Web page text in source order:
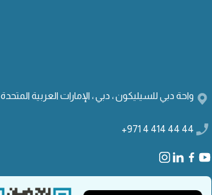
واحة دبي للسيليكون ، دبي ، الإمارات العربية المتحدة
+971 4 414 44 44